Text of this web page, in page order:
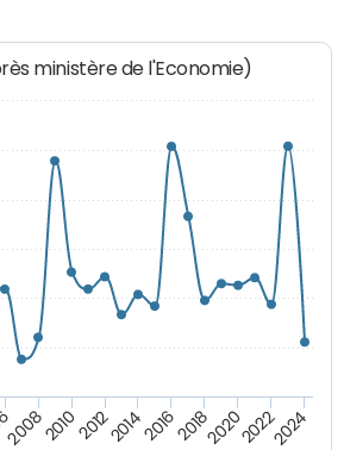
ministère de l'Economie)
200820102012201420162018202020222024